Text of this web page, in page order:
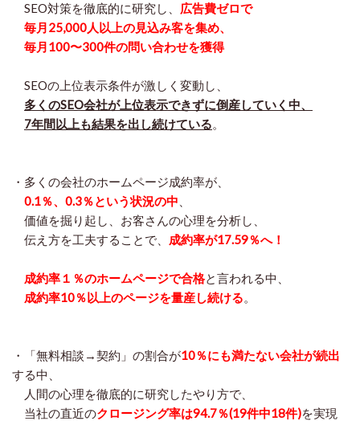
SEO対策を徹底的に研究し、 広告費ゼロで
毎月25,000人以上の見込み客を集め、
毎月100〜300件の問い合わせを獲得
SEOの上位表示条件が激しく変動し、
多くのSEO会社が上位表示できずに倒産していく中、
7年間以上も結果を出し続けている。
・多くの会社のホームページ成約率が、
0.1％、0.3％という状況の中
価値を掘り起し、お客さんの心理を分析し、
伝え方を工夫することで、 成約率が17.59％へ！
成約率１％のホームページで合格と言われる中、
成約率10％以上のページを量産し続ける。
・「無料相談→契約」の割合が10％にも満たない会社が続出
する中、
人間の心理を徹底的に研究したやり方で、
当社の直近のクロージング率は94.7％(19件中18件)を実現